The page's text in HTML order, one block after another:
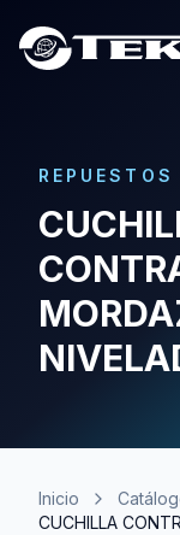
REPUESTOS
Inicio
CUCHILLA